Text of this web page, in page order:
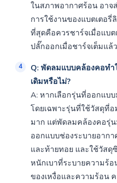
ในสภาพอากาศร้อน อาจ
การใช้งานของแบตเตอรี่
ที่สุดคือควรชาร์จเมื่อแบ
ปลั๊กออกเมื่อชาร์จเต็มแล้
Q: พัดลมแบบคล้องคอทำ
เดิมหรือไม่?
A: หากเลือกรุ่นที่ออกแบ
โดยเฉพาะรุ่นที่ใช้วัสดุที่
มาก แต่พัดลมคล้องคอรุ่
ออกแบบช่องระบายอาก
และท้ายทอย และใช้วัส
หนักเบาที่ระบายความร้อ
ของเหงื่อและความร้อน